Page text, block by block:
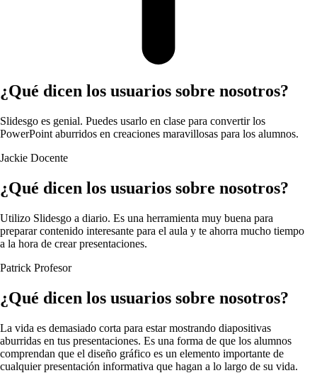
¿Qué dicen los usuarios sobre nosotros?
Slidesgo es genial. Puedes usarlo en clase para convertir los
PowerPoint aburridos en creaciones maravillosas para los alumnos.
Jackie Docente
¿Qué dicen los usuarios sobre nosotros?
Utilizo Slidesgo a diario. Es una herramienta muy buena para
preparar contenido interesante para el aula y te ahorra mucho tiempo
a la hora de crear presentaciones.
Patrick Profesor
¿Qué dicen los usuarios sobre nosotros?
La vida es demasiado corta para estar mostrando diapositivas
aburridas en tus presentaciones. Es una forma de que los alumnos
comprendan que el diseño gráfico es un elemento importante de
cualquier presentación informativa que hagan a lo largo de su vida.